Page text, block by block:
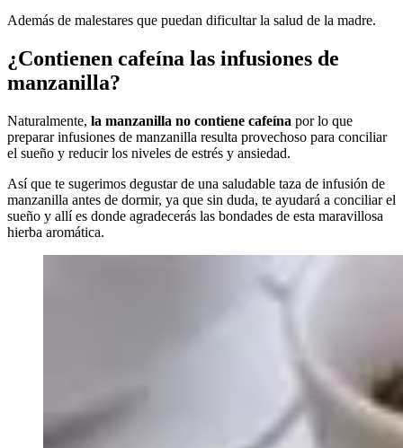
Además de malestares que puedan dificultar la salud de la madre.
¿Contienen cafeína las infusiones de
manzanilla?
Naturalmente, la manzanilla no contiene cafeína por lo que
preparar infusiones de manzanilla resulta provechoso para conciliar
el sueño y reducir los niveles de estrés y ansiedad.
Así que te sugerimos degustar de una saludable taza de infusión de
manzanilla antes de dormir, ya que sin duda, te ayudará a conciliar el
sueño y allí es donde agradecerás las bondades de esta maravillosa
hierba aromática.